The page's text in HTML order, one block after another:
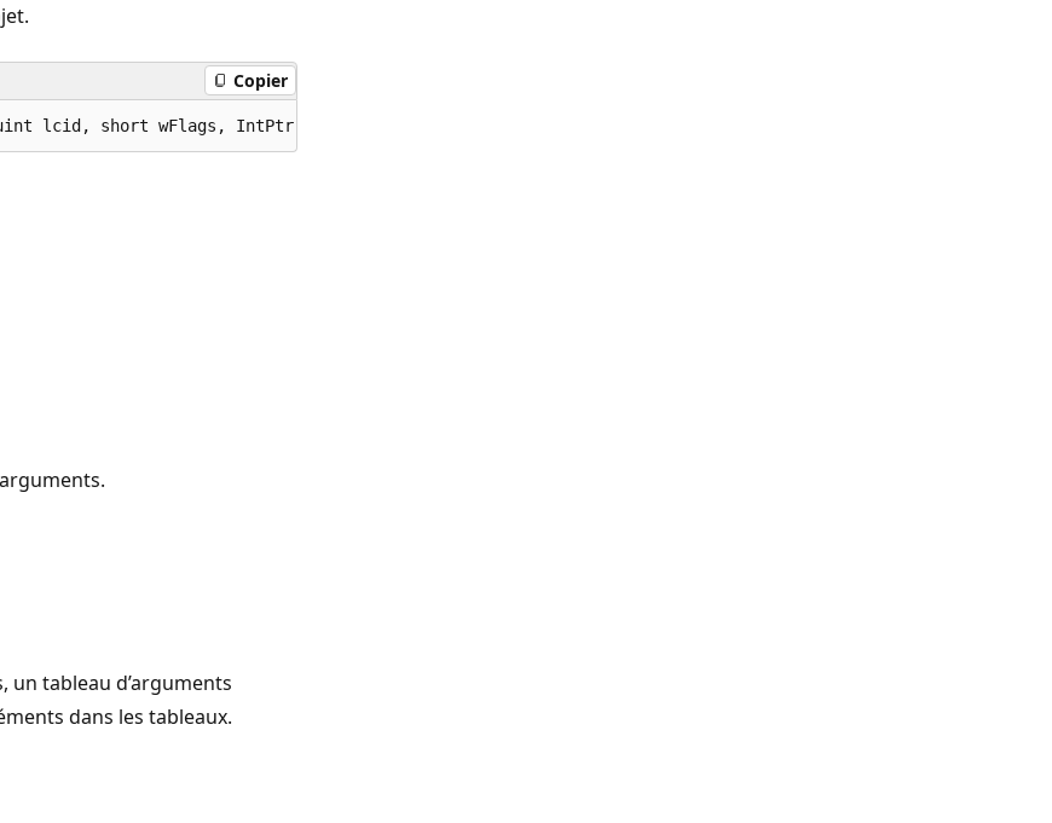
Copier
lcid, short wFlags, IntPtr pDispParams, IntPtr pVarResult, IntPtr pExcepInfo, IntPtr puArgErr);
tableau d’arguments
dans les tableaux.